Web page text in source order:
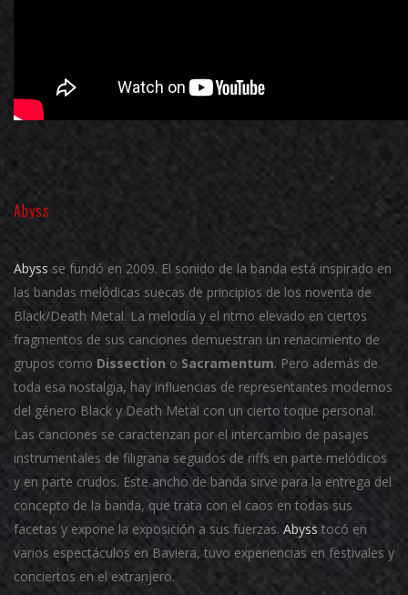
Abyss
Abyss se fundó en 2009. El sonido de la banda está inspirado en
las bandas melódicas suecas de principios de los noventa de
Black/Death Metal. La melodía y el ritmo elevado en ciertos
fragmentos de sus canciones demuestran un renacimiento de
grupos como Dissection o Sacramentum. Pero además de
toda esa nostalgia, hay influencias de representantes modernos
del género Black y Death Metal con un cierto toque personal.
Las canciones se caracterizan por el intercambio de pasajes
instrumentales de filigrana seguidos de riffs en parte melódicos
y en parte crudos. Este ancho de banda sirve para la entrega del
concepto de la banda, que trata con el caos en todas sus
facetas y expone la exposición a sus fuerzas. Abyss tocó en
varios espectáculos en Baviera, tuvo experiencias en festivales y
conciertos en el extranjero.